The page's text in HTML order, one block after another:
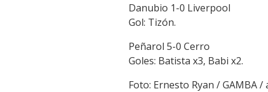
Danubio 1-0 Liverpool
Gol: Tizón.
Peñarol 5-0 Cerro
Goles: Batista x3, Babi x2.
Foto: Ernesto Ryan / GAMBA /